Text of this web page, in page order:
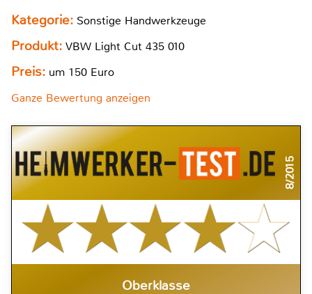
Kategorie: Sonstige Handwerkzeuge
Produkt: VBW Light Cut 435 010
Preis: um 150 Euro
Ganze Bewertung anzeigen
8/2015
Oberklasse